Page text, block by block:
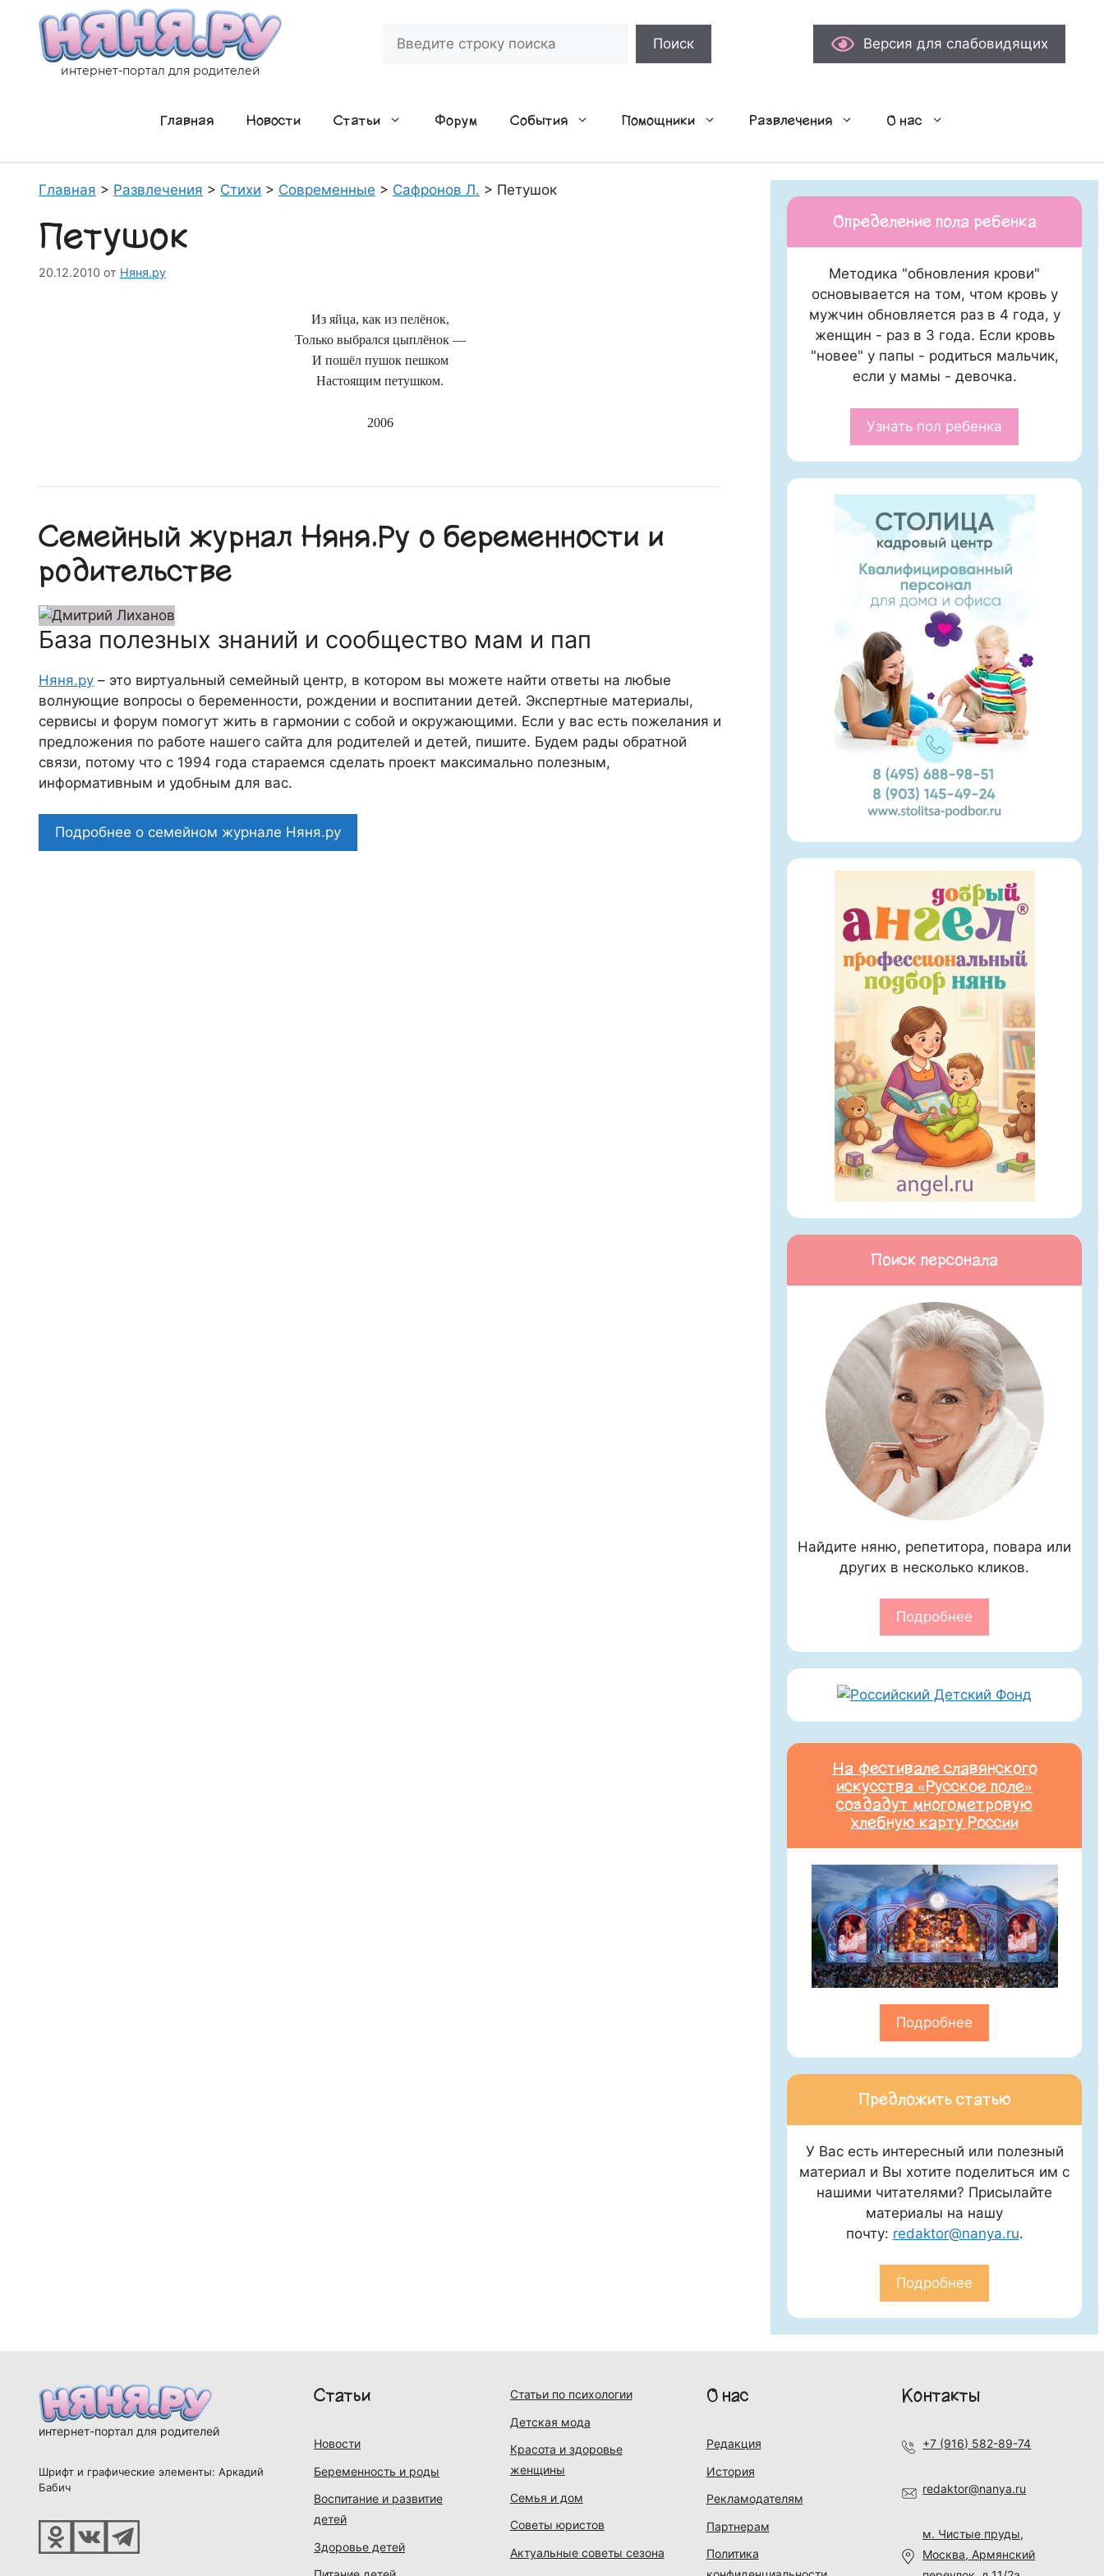
содержимому
интернет-портал для родителей
Поиск Версия для слабовидящих
Главная Новости Статьи Форум События Помощники Развлечения О нас
Главная > Развлечения > Стихи > Современные > Сафронов Л. > Петушок
Петушок
20.12.2010 от Няня.ру
Из яйца, как из пелёнок,
Только выбрался цыплёнок —
И пошёл пушок пешком
Настоящим петушком.
2006
Семейный журнал Няня.Ру о беременности и
родительстве
База полезных знаний и сообщество мам и пап
Няня.ру – это виртуальный семейный центр, в котором вы можете найти ответы на любые
волнующие вопросы о беременности, рождении и воспитании детей. Экспертные материалы,
сервисы и форум помогут жить в гармонии с собой и окружающими. Если у вас есть пожелания и
предложения по работе нашего сайта для родителей и детей, пишите. Будем рады обратной
связи, потому что c 1994 года стараемся сделать проект максимально полезным,
информативным и удобным для вас.
Подробнее о семейном журнале Няня.ру
Определение пола ребенка
Методика "обновления крови"
основывается на том, чтом кровь у
мужчин обновляется раз в 4 года, у
женщин - раз в 3 года. Если кровь
"новее" у папы - родиться мальчик,
если у мамы - девочка.
Узнать пол ребенка
Поиск персонала
Найдите няню, репетитора, повара или
других в несколько кликов.
Подробнее
На фестивале славянского
искусства «Русское поле»
создадут многометровую
хлебную карту России
Подробнее
Предложить статью
У Вас есть интересный или полезный
материал и Вы хотите поделиться им с
нашими читателями? Присылайте
материалы на нашу
почту: redaktor@nanya.ru.
Подробнее
интернет-портал для родителей
Шрифт и графические элементы: Аркадий
Бабич
Статьи
Новости
Беременность и роды
Воспитание и развитие
детей
Здоровье детей
Статьи по психологии
Детская мода
Красота и здоровье
женщины
Семья и дом
Советы юристов
Актуальные советы сезона
О нас
Редакция
История
Рекламодателям
Партнерам
Политика
Контакты
+7 (916) 582-89-74
redaktor@nanya.ru
м. Чистые пруды,
Москва, Армянский